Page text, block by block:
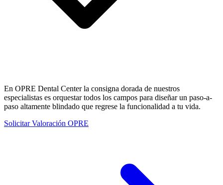
En OPRE Dental Center la consigna dorada de nuestros
especialistas es orquestar todos los campos para diseñar un paso-a-
paso altamente blindado que regrese la funcionalidad a tu vida.
Solicitar Valoración OPRE